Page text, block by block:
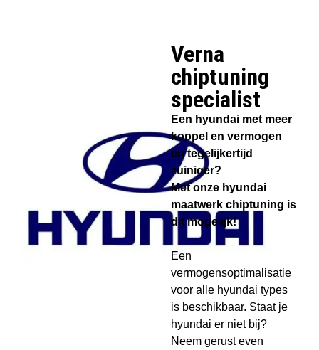
Verna
chiptuning
specialist​
Een hyundai met meer
koppel en vermogen
en tegelijkertijd
zuiniger?
Met onze hyundai
maatwerk chiptuning is
dit mogelijk!
Een
vermogensoptimalisatie
voor alle hyundai types
is beschikbaar. Staat je
hyundai er niet bij?
Neem gerust even